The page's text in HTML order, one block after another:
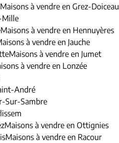
Maisons à vendre en Grez-Doiceau
Mille
Maisons à vendre en Hennuyères
à vendre en Jauche
Maisons à vendre en Jumet
à vendre en Lonzée
André
Sur-Sambre
Maisons à vendre en Ottignies
Maisons à vendre en Racour